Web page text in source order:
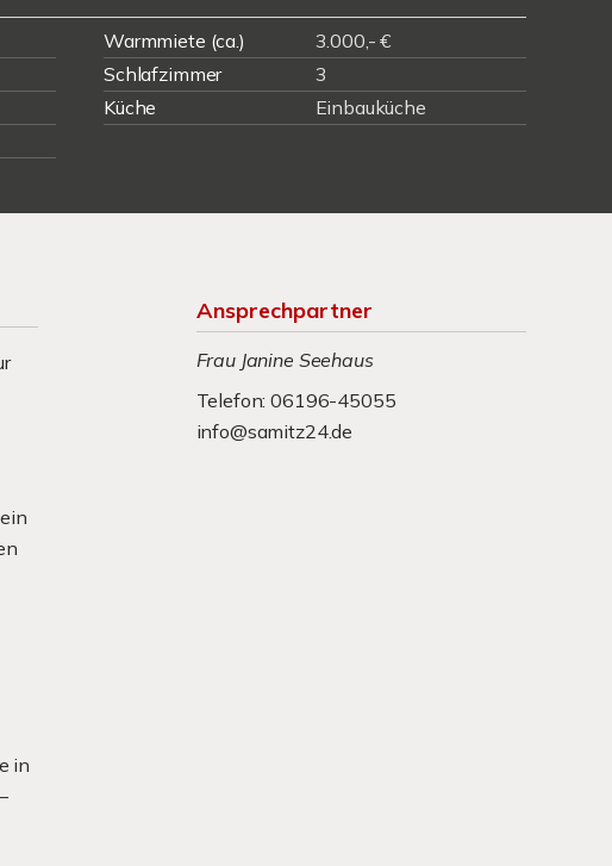
Warmmiete (ca.)
3.000,- €
Schlafzimmer
3
Küche
Einbauküche
in
Ansprechpartner
Frau Janine Seehaus
Telefon: 06196-45055
info@samitz24.de